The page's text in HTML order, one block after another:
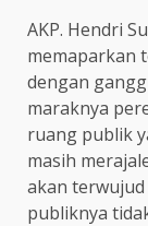
AKP. Hendri
memaparkan
dengan
maraknya
ruang publik
masih
akan
publiknya